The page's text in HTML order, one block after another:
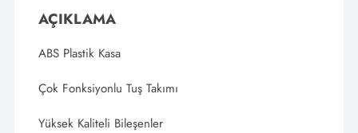
AÇIKLAMA
ABS Plastik Kasa
Çok Fonksiyonlu Tuş Takımı
Yüksek Kaliteli Bileşenler